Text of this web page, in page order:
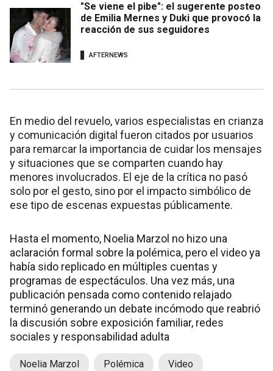
"Se viene el pibe": el sugerente posteo
de Emilia Mernes y Duki que provocó la
reacción de sus seguidores
AFTERNEWS
En medio del revuelo, varios especialistas en crianza
y comunicación digital fueron citados por usuarios
para remarcar la importancia de cuidar los mensajes
y situaciones que se comparten cuando hay
menores involucrados. El eje de la crítica no pasó
solo por el gesto, sino por el impacto simbólico de
ese tipo de escenas expuestas públicamente.
Hasta el momento, Noelia Marzol no hizo una
aclaración formal sobre la polémica, pero el video ya
había sido replicado en múltiples cuentas y
programas de espectáculos. Una vez más, una
publicación pensada como contenido relajado
terminó generando un debate incómodo que reabrió
la discusión sobre exposición familiar, redes
sociales y responsabilidad adulta
Noelia Marzol Polémica Video